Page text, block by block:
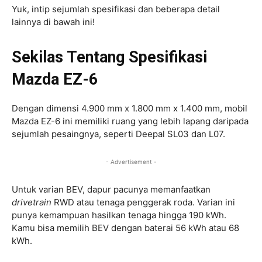
Yuk, intip sejumlah spesifikasi dan beberapa detail
lainnya di bawah ini!
Sekilas Tentang Spesifikasi
Mazda EZ-6
Dengan dimensi 4.900 mm x 1.800 mm x 1.400 mm, mobil
Mazda EZ-6 ini memiliki ruang yang lebih lapang daripada
sejumlah pesaingnya, seperti Deepal SL03 dan L07.
- Advertisement -
Untuk varian BEV, dapur pacunya memanfaatkan
drivetrain RWD atau tenaga penggerak roda. Varian ini
punya kemampuan hasilkan tenaga hingga 190 kWh.
Kamu bisa memilih BEV dengan baterai 56 kWh atau 68
kWh.